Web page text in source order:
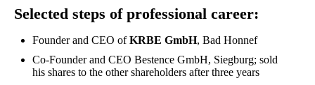
Selected steps of professional career:
Founder and CEO ofKRBE GmbH, Bad Honnef
Co-Founder and CEO Bestence GmbH, Siegburg; sold
his shares to the other shareholders after three years